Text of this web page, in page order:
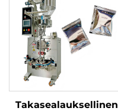
Takasealauksellinen